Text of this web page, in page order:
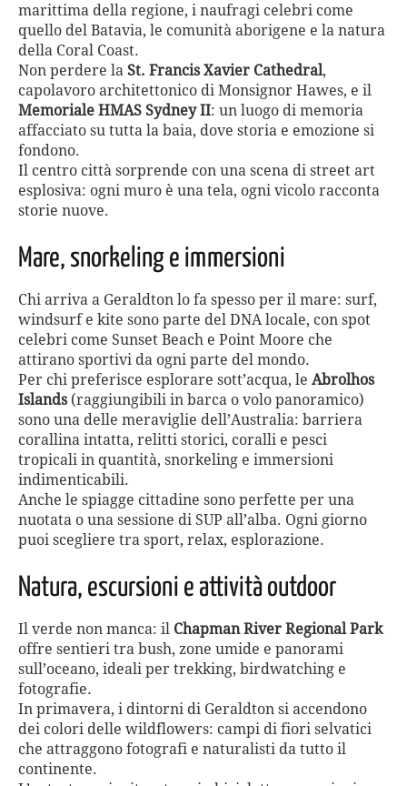
marittima della regione, i naufragi celebri come
quello del Batavia, le comunità aborigene e la natura
della Coral Coast.
Non perdere la St. Francis Xavier Cathedral,
capolavoro architettonico di Monsignor Hawes, e il
Memoriale HMAS Sydney II: un luogo di memoria
affacciato su tutta la baia, dove storia e emozione si
fondono.
Il centro città sorprende con una scena di street art
esplosiva: ogni muro è una tela, ogni vicolo racconta
storie nuove.
Mare, snorkeling e immersioni
Chi arriva a Geraldton lo fa spesso per il mare: surf,
windsurf e kite sono parte del DNA locale, con spot
celebri come Sunset Beach e Point Moore che
attirano sportivi da ogni parte del mondo.
Per chi preferisce esplorare sott’acqua, le Abrolhos
Islands(raggiungibili in barca o volo panoramico)
sono una delle meraviglie dell’Australia: barriera
corallina intatta, relitti storici, coralli e pesci
tropicali in quantità, snorkeling e immersioni
indimenticabili.
Anche le spiagge cittadine sono perfette per una
nuotata o una sessione di SUP all’alba. Ogni giorno
puoi scegliere tra sport, relax, esplorazione.
Natura, escursioni e attività outdoor
Il verde non manca: il Chapman River Regional Park
offre sentieri tra bush, zone umide e panorami
sull’oceano, ideali per trekking, birdwatching e
fotografie.
In primavera, i dintorni di Geraldton si accendono
dei colori delle wildflowers: campi di fiori selvatici
che attraggono fotografi e naturalisti da tutto il
continente.